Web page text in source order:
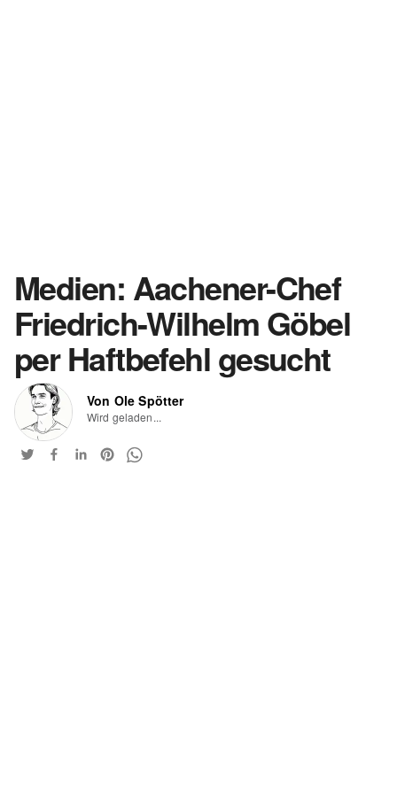
Medien: Aachener-Chef
Friedrich-Wilhelm Göbel
per Haftbefehl gesucht
Von Ole Spötter
Wird geladen...